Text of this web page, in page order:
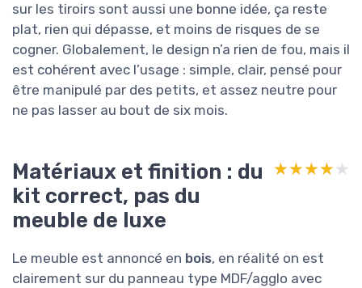
sur les tiroirs sont aussi une bonne idée, ça reste
plat, rien qui dépasse, et moins de risques de se
cogner. Globalement, le design n’a rien de fou, mais il
est cohérent avec l’usage : simple, clair, pensé pour
être manipulé par des petits, et assez neutre pour
ne pas lasser au bout de six mois.
Matériaux et finition : du
kit correct, pas du
meuble de luxe
★★★★★
★★★★★
Le meuble est annoncé en bois, en réalité on est
clairement sur du panneau type MDF/agglo avec